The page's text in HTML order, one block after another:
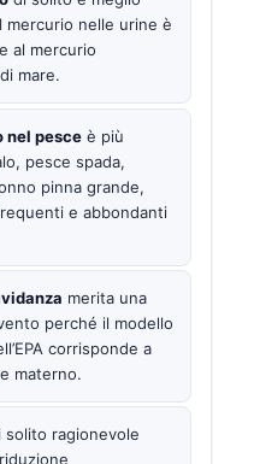
nelle urine è
al mercurio
mare.
nel pesce è più
pesce spada,
pinna grande,
e abbondanti
merita una
perché il modello
corrisponde a
materno.
solito ragionevole